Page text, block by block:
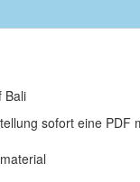
Bali
sofort eine